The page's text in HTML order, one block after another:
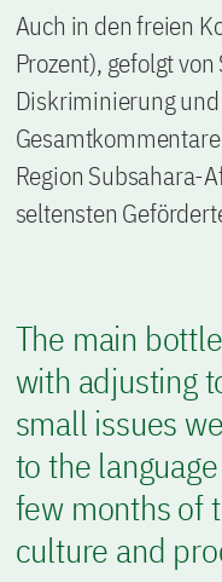
Auch in den freien
Prozent), gefolgt
Diskriminierung
Region Subsahara-
seltensten
The main
with adjusting
small issues
to the
few months of
culture and